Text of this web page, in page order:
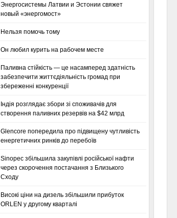
Энергосистемы Латвии и Эстонии свяжет
новый «энергомост»
Нельзя помочь тому
Он любил курить на рабочем месте
Паливна стійкість — це насамперед здатність
забезпечити життєдіяльність громад при
збереженні конкуренції
Індія розглядає збори зі споживачів для
створення паливних резервів на $42 млрд
Glencore попередила про підвищену чутливість
енергетичних ринків до перебоїв
Sinopec збільшила закупівлі російської нафти
через скорочення постачання з Близького
Сходу
Високі ціни на дизель збільшили прибуток
ORLEN у другому кварталі